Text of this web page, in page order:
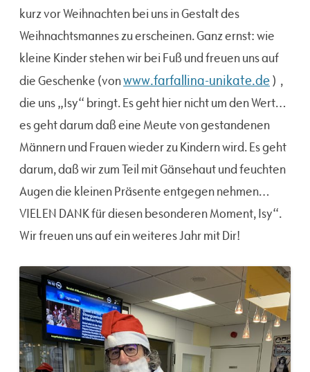
kurz vor Weihnachten bei uns in Gestalt des
Weihnachtsmannes zu erscheinen. Ganz ernst: wie
kleine Kinder stehen wir bei Fuß und freuen uns auf
die Geschenke (vonwww.farfallina-unikate.de) ,
die uns „Isy“ bringt. Es geht hier nicht um den Wert…
es geht darum daß eine Meute von gestandenen
Männern und Frauen wieder zu Kindern wird. Es geht
darum, daß wir zum Teil mit Gänsehaut und feuchten
Augen die kleinen Präsente entgegen nehmen…
VIELEN DANK für diesen besonderen Moment, Isy“.
Wir freuen uns auf ein weiteres Jahr mit Dir!